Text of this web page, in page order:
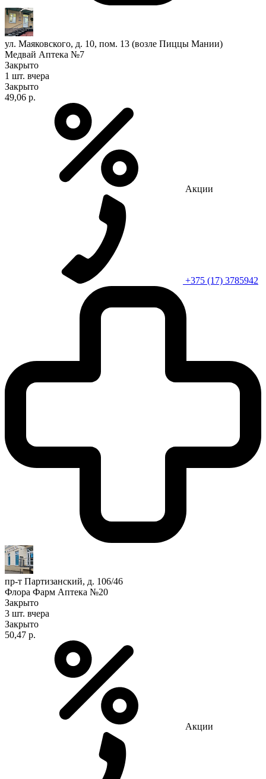
ул. Маяковского, д. 10, пом. 13 (возле Пиццы Мании)
Медвай Аптека №7
Закрыто
1 шт. вчера
Закрыто
49,06 р.
Акции
+375 (17) 3785942
пр-т Партизанский, д. 106/46
Флора Фарм Аптека №20
Закрыто
3 шт. вчера
Закрыто
50,47 р.
Акции